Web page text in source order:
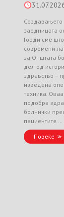
Создавањето
заедницата
Горди сме
современи
за Општата
дел од
здравство –
изведена
техника.
подобра
болнички
пациентите …
Повеќе